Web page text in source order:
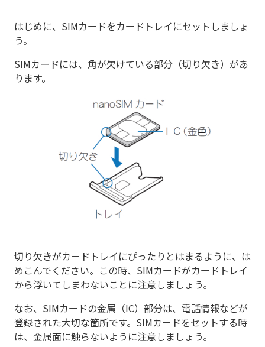
はじめに、SIMカードをカードトレイにセットしましょ
う。
SIMカードには、角が欠けている部分（切り欠き）があ
ります。
切り欠きがカードトレイにぴったりとはまるように、は
めこんでください。この時、SIMカードがカードトレイ
から浮いてしまわないことに注意しましょう。
なお、SIMカードの金属（IC）部分は、電話情報などが
登録された大切な箇所です。SIMカードをセットする時
は、金属面に触らないように注意しましょう。